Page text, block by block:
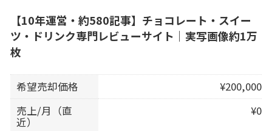
【10年運営・約580記事】チョコレート・スイー
ツ・ドリンク専門レビューサイト｜実写画像約1万
枚
希望売却価格
¥200,000
売上/月（直
近）
¥0